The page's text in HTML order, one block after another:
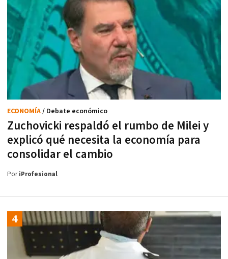
Zuchovicki respaldó el rumbo de Milei y
explicó qué necesita la economía para
consolidar el cambio
ECONOMÍA/ Debate económico
PoriProfesional